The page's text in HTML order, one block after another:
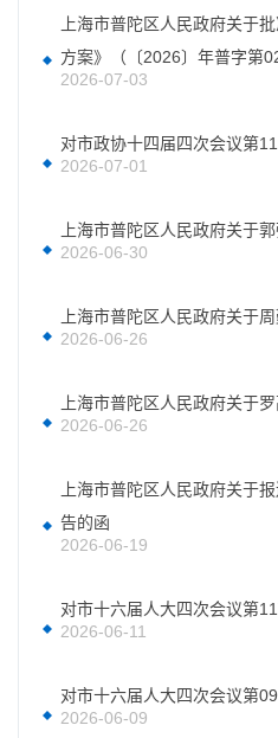
上海市普陀区人民政府关于
方案》（〔2026〕年普字第
2026-07-03
对市政协十四届四次会议第
2026-07-01
上海市普陀区人民政府关于
2026-06-30
上海市普陀区人民政府关于
2026-06-26
上海市普陀区人民政府关于
2026-06-26
上海市普陀区人民政府关于
告的函
2026-06-19
对市十六届人大四次会议第
2026-06-11
对市十六届人大四次会议第
2026-06-09